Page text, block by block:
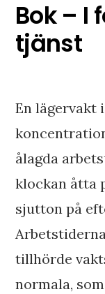
Bok – I
tjänst
En lägervakt
ålagda
klockan åtta
sjutton på
tillhörde
normala,